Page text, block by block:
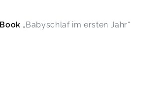
„Babyschlaf im ersten Jahr“